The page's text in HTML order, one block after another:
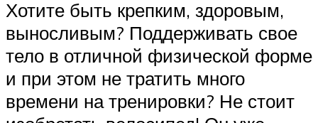
Хотите быть крепким, здоровым,
выносливым? Поддерживать свое
тело в отличной физической форме
и при этом не тратить много
времени на тренировки? Не стоит